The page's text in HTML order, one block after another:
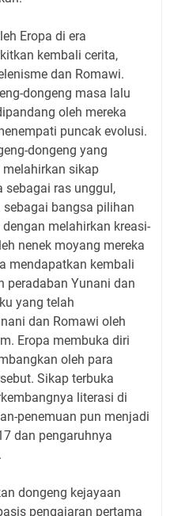
Eropa di era
kembali cerita,
dan Romawi.
dongeng masa lalu
oleh mereka
puncak evolusi.
dongeng yang
sikap
sebagai ras unggul,
bangsa pilihan
melahirkan kreasi-
nenek moyang mereka
mendapatkan kembali
peradaban Yunani dan
yang telah
dan Romawi oleh
Eropa membuka diri
oleh para
Sikap terbuka
literasi di
penemuan pun menjadi
dan pengaruhnya
dongeng kejayaan
pengajaran pertama